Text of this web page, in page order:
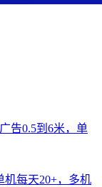
告0.5到6米，单
机每天20+，多机